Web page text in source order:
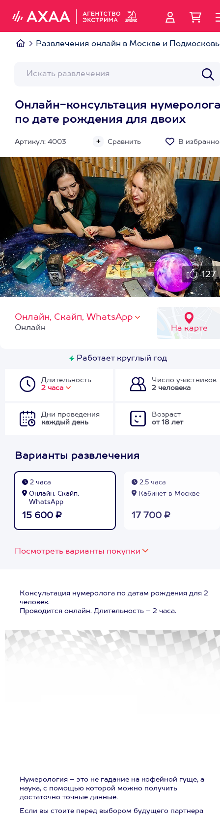
Развлечения онлайн в Москве и
Онлайн-консультация
по дате рождения для двоих
Артикул: 4003 Сравнить В
127
Онлайн, Скайп, WhatsApp
На карте
Онлайн
Работает круглый год
Длительность
2 часа
Число участников
2 человека
Дни проведения
каждый день
Возраст
от 18 лет
Варианты развлечения
2 часа
Онлайн, Скайп,
WhatsApp
15 600 ₽
2,5 часа
Кабинет в Москве
17 700 ₽
Посмотреть варианты покупки
Консультация нумеролога по датам рождения для 2
человек.
Проводится онлайн. Длительность – 2 часа.
Нумерология – это не гадание на кофейной гуще, а
наука, с помощью которой можно получить
достаточно точные данные.
Если вы стоите перед выбором будущего партнера